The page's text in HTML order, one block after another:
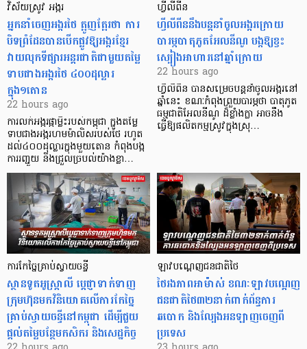
វិស័យស្រូវ អង្ករ
អ្នកនាំចេញអង្ករថៃ ត្អូញត្អែរថា ការ
បិទព្រំដែនបានបើកផ្លូវឱ្យអង្ករខ្មែរ
វាយលុកទីផ្សារអន្តរជាតិជាមួយតម្លៃ
ទាបជាងអង្ករថៃ ៤០០ដុល្លារ
ក្នុង១តោន
22 hours ago
ការលក់អង្ករផ្កាម្លិះរបស់កម្ពុជា ក្នុងតម្លៃ
ទាបជាងអង្ករហមម៉ាលិសរបស់ថៃ រហូត
ដល់៤០០ដុល្លារក្នុងមួយតោន កំពុងបង្ក
ការរញ្ជួយ និងជ្រួលច្របល់យ៉ាងខ្លា…
ហ្វីលីពីន
ហ្វីលីពីននឹងបន្តនាំចូលអង្ករក្រោយ
បារម្ភបាតុភូតអែលនីណូ បង្កឱ្យខ្វះ
ស្បៀងអាហារនៅឆ្នាំក្រោយ
22 hours ago
ហ្វីលីពីន បាន​សម្រេចបន្តនាំចូលអង្ករនៅ
ឆ្នាំនេះ ខណៈកំពុងព្រួយបារម្ភថា បាតុភូត
ធម្មជាតិអែលនីណូ ដ៏ខ្លាំងក្លា​ អាចនឹង
ធ្វើឱ្យផលិតកម្មស្រូវក្នុងស្រុ…
ការកែច្នៃគ្រាប់ស្វាយចន្ទី
ស្ថានទូតអូស្ត្រាលី ប្តេជ្ញាទាក់ទាញ
ក្រុមហ៊ុនមក​វិនិយោគលើការកែច្នៃ
គ្រាប់ស្វាយចន្ទីនៅកម្ពុជា ដើម្បីជួយ
ផ្តល់តម្លៃបន្ថែមកសិករ និងសេដ្ឋកិច្ច
ឡាវបណ្តេញជនជាតិថៃ
ថៃរងភាពអាម៉ាស់ ខណៈឡាវបណ្តេញ
ជនជាតិថៃ៣២នាក់ពាក់ព័ន្ធការ
ឆបោក និងល្បែងអនឡាញចេញពី
ប្រទេស